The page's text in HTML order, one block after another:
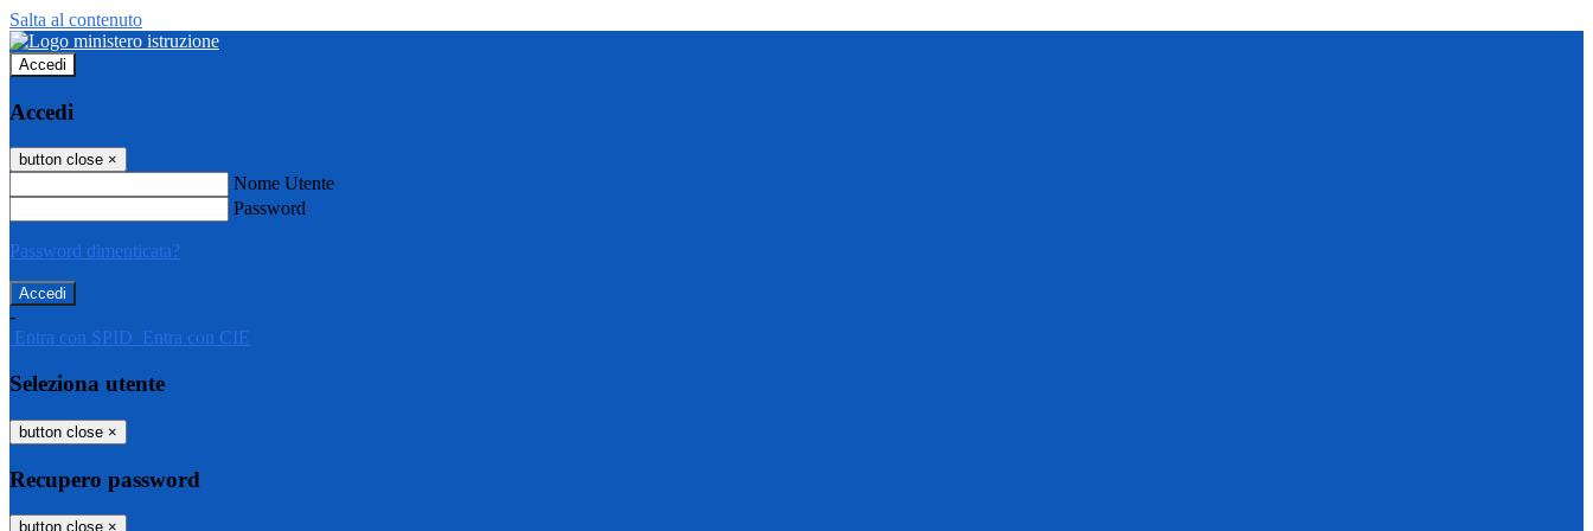
Salta al contenuto
Accedi
Accedi
button close ×
Nome Utente
Password
Password dimenticata?
-
Entra con SPID Entra con CIE
Seleziona utente
button close ×
Recupero password
button close ×